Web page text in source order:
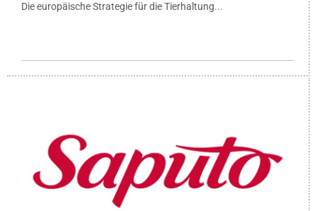
Die europäische Strategie für die Tierhaltung...